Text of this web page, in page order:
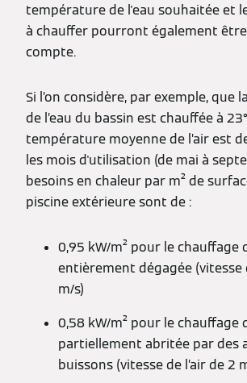
température de l'eau souhaitée et
à chauffer pourront également
compte.
Si l’on considère, par exemple, que
de l’eau du bassin est chauffée à
température moyenne de l’air est
les mois d'utilisation (de mai à
besoins en chaleur par m² de
piscine extérieure sont de :
0,95 kW/m² pour le chauffage
entièrement dégagée (vitesse
m/s)
0,58 kW/m² pour le chauffage
partiellement abritée par des
buissons (vitesse de l’air de 2